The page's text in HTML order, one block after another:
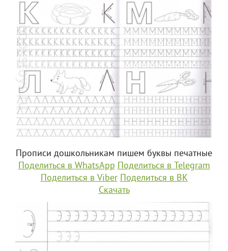
Прописи дошкольникам пишем буквы печатные
Поделиться в WhatsApp Поделиться в Telegram
Поделиться в Viber Поделиться в ВК
Скачать